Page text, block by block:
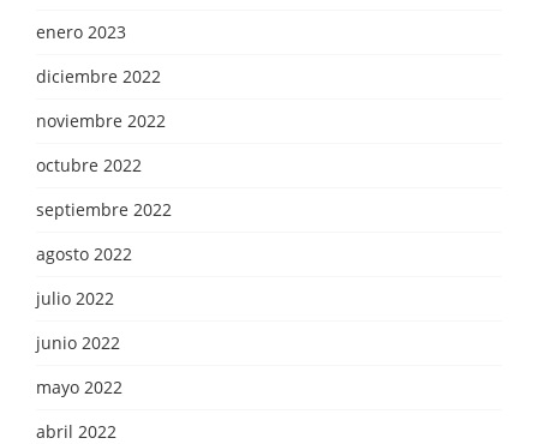
enero 2023
diciembre 2022
noviembre 2022
octubre 2022
septiembre 2022
agosto 2022
julio 2022
junio 2022
mayo 2022
abril 2022